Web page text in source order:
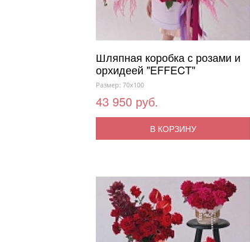
Шляпная коробка с розами и
орхидеей "EFFECT"
Размер: 70x100
43 950 руб.
В КОРЗИНУ